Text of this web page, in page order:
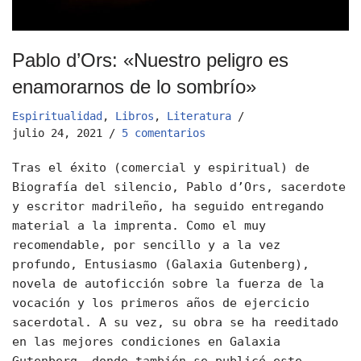
Pablo d’Ors: «Nuestro peligro es
enamorarnos de lo sombrío»
Espiritualidad , Libros , Literatura
julio 24, 2021
5 comentarios
Tras el éxito (comercial y espiritual) de
Biografía del silencio, Pablo d’Ors, sacerdote
y escritor madrileño, ha seguido entregando
material a la imprenta. Como el muy
recomendable, por sencillo y a la vez
profundo, Entusiasmo (Galaxia Gutenberg),
novela de autoficción sobre la fuerza de la
vocación y los primeros años de ejercicio
sacerdotal. A su vez, su obra se ha reeditado
en las mejores condiciones en Galaxia